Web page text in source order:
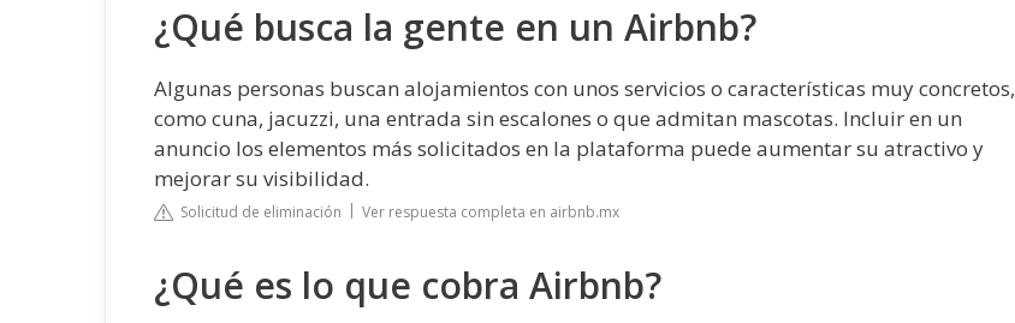
¿Qué busca la gente en un Airbnb?
Algunas personas buscan alojamientos con unos servicios o características muy concretos,
como cuna, jacuzzi, una entrada sin escalones o que admitan mascotas. Incluir en un
anuncio los elementos más solicitados en la plataforma puede aumentar su atractivo y
mejorar su visibilidad.
Solicitud de eliminación Ver respuesta completa en airbnb.mx
¿Qué es lo que cobra Airbnb?